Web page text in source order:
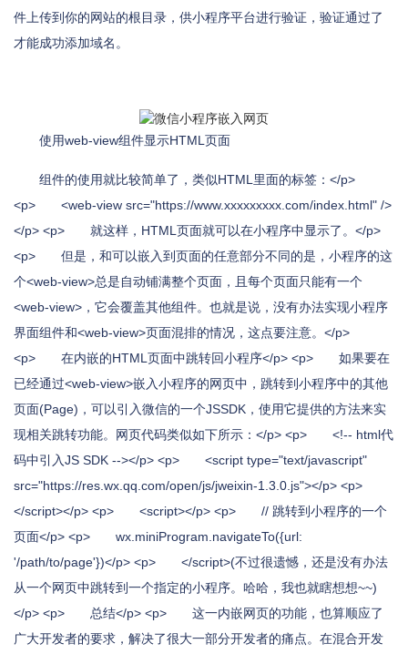
件上传到你的网站的根目录，供小程序平台进行验证，验证通过了
才能成功添加域名。
使用web-view组件显示HTML页面
组件的使用就比较简单了，类似HTML里面的标签：</p>
<p> <web-view src="https://www.xxxxxxxxx.com/index.html" />
</p> <p> 就这样，HTML页面就可以在小程序中显示了。</p>
<p> 但是，和可以嵌入到页面的任意部分不同的是，小程序的这
个<web-view>总是自动铺满整个页面，且每个页面只能有一个
<web-view>，它会覆盖其他组件。也就是说，没有办法实现小程序
界面组件和<web-view>页面混排的情况，这点要注意。</p>
<p> 在内嵌的HTML页面中跳转回小程序</p> <p> 如果要在
已经通过<web-view>嵌入小程序的网页中，跳转到小程序中的其他
页面(Page)，可以引入微信的一个JSSDK，使用它提供的方法来实
现相关跳转功能。网页代码类似如下所示：</p> <p> <!-- html代
码中引入JS SDK --></p> <p> <script type="text/javascript"
src="https://res.wx.qq.com/open/js/jweixin-1.3.0.js"></p> <p>
</script></p> <p> <script></p> <p> // 跳转到小程序的一个
页面</p> <p> wx.miniProgram.navigateTo({url:
'/path/to/page'})</p> <p> </script>(不过很遗憾，还是没有办法
从一个网页中跳转到一个指定的小程序。哈哈，我也就瞎想想~~)
</p> <p> 总结</p> <p> 这一内嵌网页的功能，也算顺应了
广大开发者的要求，解决了很大一部分开发者的痛点。在混合开发